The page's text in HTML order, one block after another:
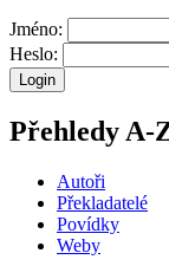
Jméno:
Heslo:
Přehledy A-
Autoři
Překladatelé
Povídky
Weby